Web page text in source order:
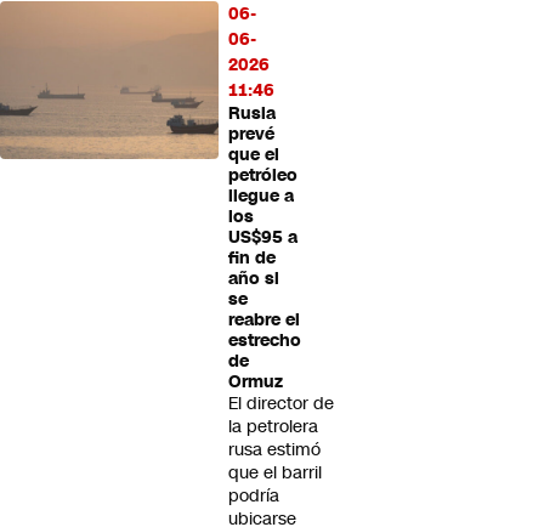
06-
06-
2026
11:46
Rusia
prevé
que el
petróleo
llegue a
los
US$95 a
fin de
año si
se
reabre el
estrecho
de
Ormuz
El director de
la petrolera
rusa estimó
que el barril
podría
ubicarse